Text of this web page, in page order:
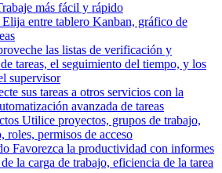
más fácil y rápido
Elija entre tablero Kanban, gráfico de
las listas de verificación y
tareas, el seguimiento del tiempo, y los
supervisor
sus tareas a otros servicios con la
avanzada de tareas
Utilice proyectos, grupos de trabajo,
permisos de acceso
Favorezca la productividad con informes
la carga de trabajo, eficiencia de la tarea